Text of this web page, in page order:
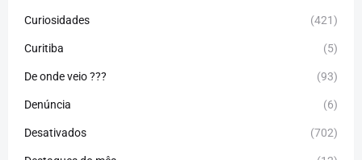
Curiosidades (421)
Curitiba (5)
De onde veio ??? (93)
Denúncia (6)
Desativados (702)